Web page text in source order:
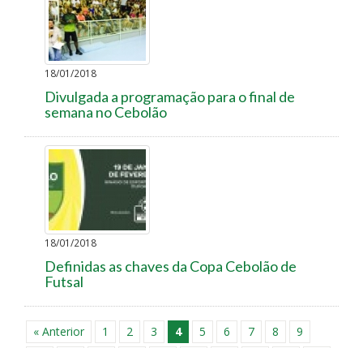
18/01/2018
Divulgada a programação para o final de
semana no Cebolão
18/01/2018
Definidas as chaves da Copa Cebolão de
Futsal
« Anterior 1 2 3 4 5 6 7 8
9